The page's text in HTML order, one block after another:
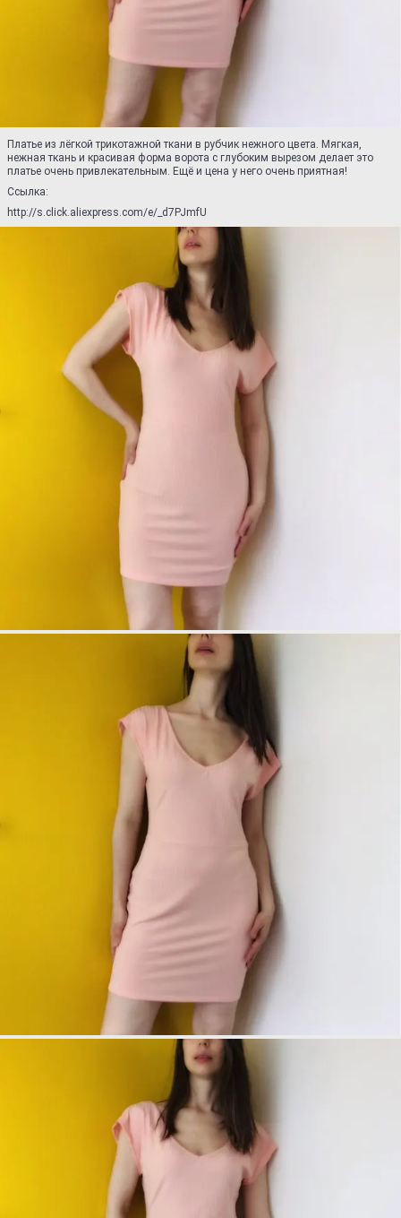
Платье из лёгкой трикотажной ткани в рубчик нежного цвета. Мягкая,
нежная ткань и красивая форма ворота с глубоким вырезом делает это
платье очень привлекательным. Ещё и цена у него очень приятная!
Ссылка:
http://s.click.aliexpress.com/e/_d7PJmfU